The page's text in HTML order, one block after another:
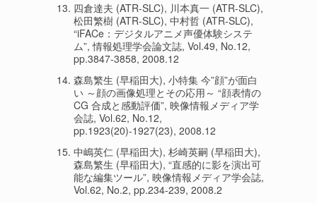
四倉達夫 (ATR-SLC), 川本真一 (ATR-SLC),
松田繁樹 (ATR-SLC), 中村哲 (ATR-SLC),
“iFACe：デジタルアニメ声優体験システ
ム”, 情報処理学会論文誌, Vol.49, No.12,
pp.3847-3858, 2008.12
森島繁生 (早稲田大), 小特集 今”顔”が面白
い ～顔の画像処理とその応用～ “顔表情の
CG 合成と感動評価”, 映像情報メディア学
会誌, Vol.62, No.12,
pp.1923(20)-1927(23), 2008.12
中嶋英仁 (早稲田大), 杉崎英嗣 (早稲田大),
森島繁生 (早稲田大), “直感的に影を演出可
能な編集ツール”, 映像情報メディア学会誌,
Vol.62, No.2, pp.234-239, 2008.2